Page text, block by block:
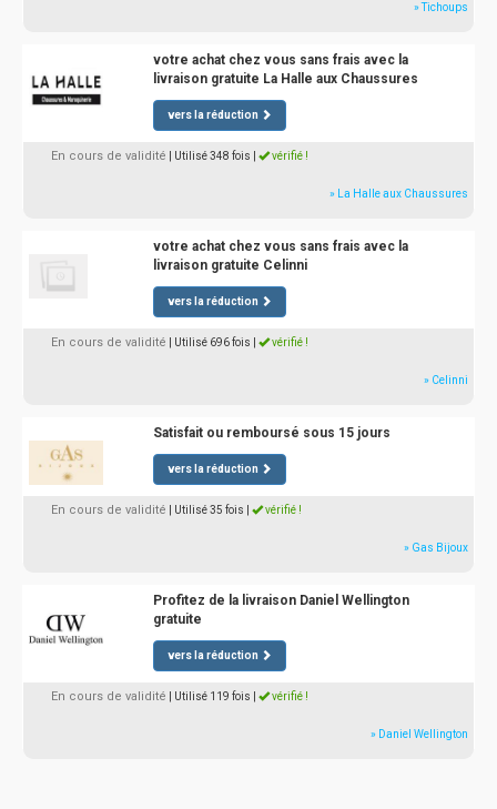
» Tichoups
votre achat chez vous sans frais avec la
livraison gratuite La Halle aux Chaussures
vers la réduction
En cours de validité | Utilisé 348 fois vérifié !
» La Halle aux Chaussures
votre achat chez vous sans frais avec la
livraison gratuite Celinni
vers la réduction
En cours de validité | Utilisé 696 fois vérifié !
» Celinni
Satisfait ou remboursé sous 15 jours
vers la réduction
En cours de validité | Utilisé 35 fois vérifié !
» Gas Bijoux
Profitez de la livraison Daniel Wellington
gratuite
vers la réduction
En cours de validité | Utilisé 119 fois vérifié !
» Daniel Wellington